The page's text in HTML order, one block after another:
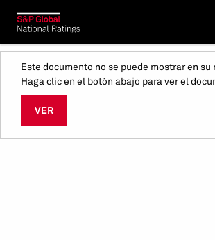
Este documento no se puede mostrar en su
Haga clic en el botón abajo para ver el
VER